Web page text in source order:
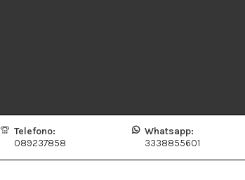
Telefono:
089237858
Whatsapp:
3338855601